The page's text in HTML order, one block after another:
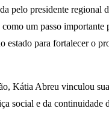
pelo presidente regional
um passo importante
estado para fortalecer o
Kátia Abreu vinculou
social e da continuidade